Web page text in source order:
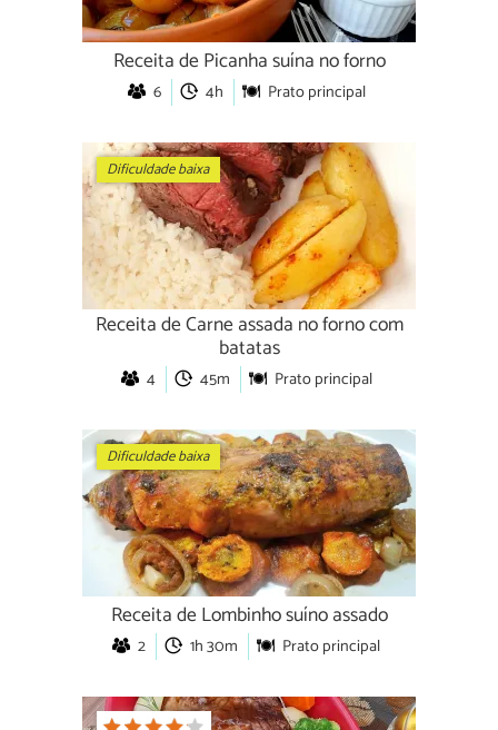
Receita de Picanha suína no forno
6 4h Prato principal
Dificuldade baixa
Receita de Carne assada no forno com
batatas
4 45m Prato principal
Dificuldade baixa
Receita de Lombinho suíno assado
2 1h 30m Prato principal